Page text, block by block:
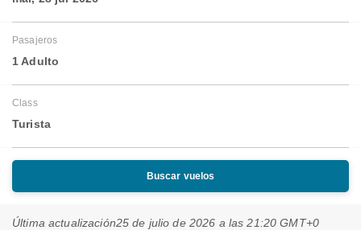
Pasajeros
1 Adulto
Class
Turista
Buscar vuelos
Última actualización25 de julio de 2026 a las 21:20 GMT+0